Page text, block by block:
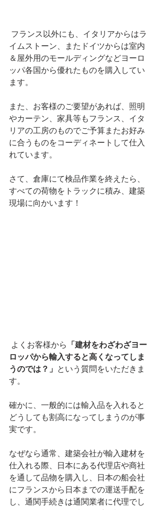
イムストーン、またドイツからは室内
＆屋外用のモールディングなどヨーロ
ッパ各国から優れたものを購入してい
ます。
また、お客様のご要望があれば、照明
やカーテン、家具等もフランス、イタ
リアの工房のものでご予算またお好み
に合うものをコーディネートして仕入
れています。
さて、倉庫にて検品作業を終えたら、
すべての荷物をトラックに積み、建築
現場に向かいます！
よくお客様から 「建材をわざわざヨー
ロッパから輸入すると高くなってしま
うのでは？」 という質問をいただきま
す。
確かに、一般的には輸入品を入れると
どうしても割高になってしまうのが事
実です。
なぜなら通常、建築会社が輸入建材を
仕入れる際、日本にある代理店や商社
を通して品物を購入し、日本の船会社
にフランスから日本までの運送手配を
し、通関手続きは通関業者に代理でし